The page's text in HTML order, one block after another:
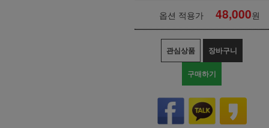
옵션 적용가 48,000원
관심상품 장바구니
구매하기